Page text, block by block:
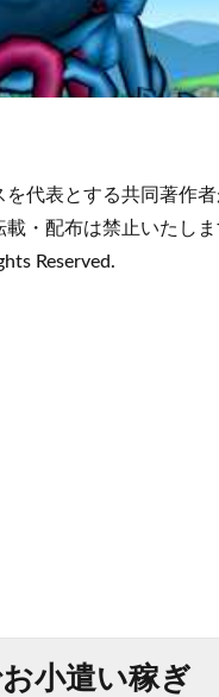
代表とする共同著作
・配布は禁止いたし
Reserved.
小遣い稼ぎ